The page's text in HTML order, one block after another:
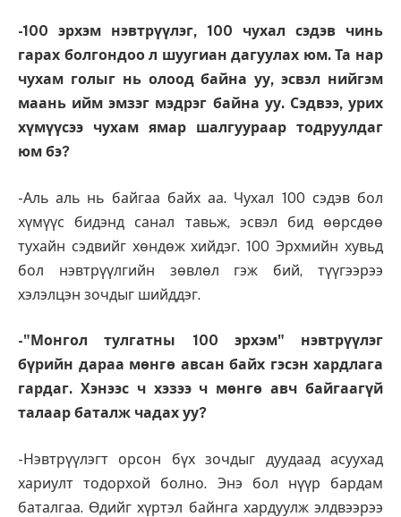
-100 эрхэм нэвтрүүлэг, 100 чухал сэдэв чинь
гарах болгондоо л шуугиан дагуулах юм. Та нар
чухам голыг нь олоод байна уу, эсвэл нийгэм
маань ийм эмзэг мэдрэг байна уу. Сэдвээ, урих
хүмүүсээ чухам ямар шалгуураар тодруулдаг
юм бэ?
-Аль аль нь байгаа байх аа. Чухал 100 сэдэв бол
хүмүүс бидэнд санал тавьж, эсвэл бид өөрсдөө
тухайн сэдвийг хөндөж хийдэг. 100 Эрхмийн хувьд
бол нэвтрүүлгийн зөвлөл гэж бий, түүгээрээ
хэлэлцэн зочдыг шийддэг.
-"Монгол тулгатны 100 эрхэм" нэвтрүүлэг
бүрийн дараа мөнгө авсан байх гэсэн хардлага
гардаг. Хэнээс ч хэзээ ч мөнгө авч байгаагүй
талаар баталж чадах уу?
-Нэвтрүүлэгт орсон бүх зочдыг дуудаад асуухад
хариулт тодорхой болно. Энэ бол нүүр бардам
баталгаа. Өдийг хүртэл байнга хардуулж элдвээрээ